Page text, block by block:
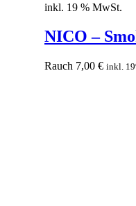
inkl. 19 % MwSt.
NICO –
Rauch 7,00 € inkl.